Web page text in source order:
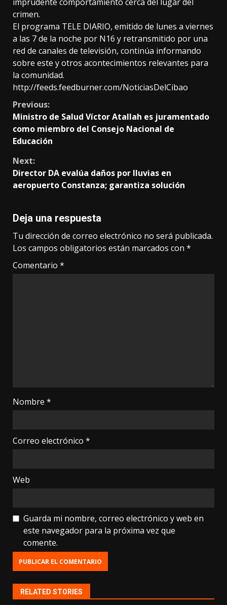
crimen.
El programa TELE DIARIO, emitido de lunes a viernes
a las 7 de la noche por N16 y retransmitido por una
red de canales de televisión, continúa informando
sobre este y otros acontecimientos relevantes para
la comunidad.
http://feeds.feedburner.com/NoticiasDelCibao
Continue
Reading
Previous:
Ministro de Salud Víctor Atallah es juramentado
como miembro del Consejo Nacional de
Educación
Next:
Director DA evalúa daños por lluvias en
aeropuerto Constanza; garantiza solución
Deja una respuesta
Tu dirección de correo electrónico no será publicada.
Los campos obligatorios están marcados con *
Comentario *
Nombre *
Correo electrónico *
Web
Guarda mi nombre, correo electrónico y web en
este navegador para la próxima vez que
comente.
RELATED STORIES